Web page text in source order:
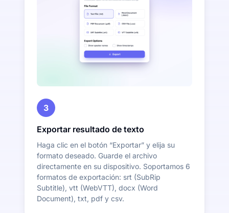
3
Exportar resultado de texto
Haga clic en el botón “Exportar” y elija su
formato deseado. Guarde el archivo
directamente en su dispositivo. Soportamos 6
formatos de exportación: srt (SubRip
Subtitle), vtt (WebVTT), docx (Word
Document), txt, pdf y csv.